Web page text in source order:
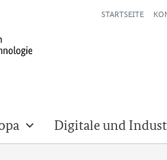
STARTSEITE
Digitale und